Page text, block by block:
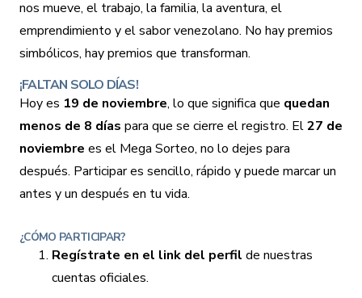
nos mueve, el trabajo, la familia, la aventura, el
emprendimiento y el sabor venezolano. No hay premios
simbólicos, hay premios que transforman.
¡FALTAN SOLO DÍAS!
Hoy es 19 de noviembre, lo que significa que quedan
menos de 8 días para que se cierre el registro. El27 de
noviembre es el Mega Sorteo, no lo dejes para
después. Participar es sencillo, rápido y puede marcar un
antes y un después en tu vida.
¿CÓMO PARTICIPAR?
Regístrate en el link del perfil de nuestras
cuentas oficiales.